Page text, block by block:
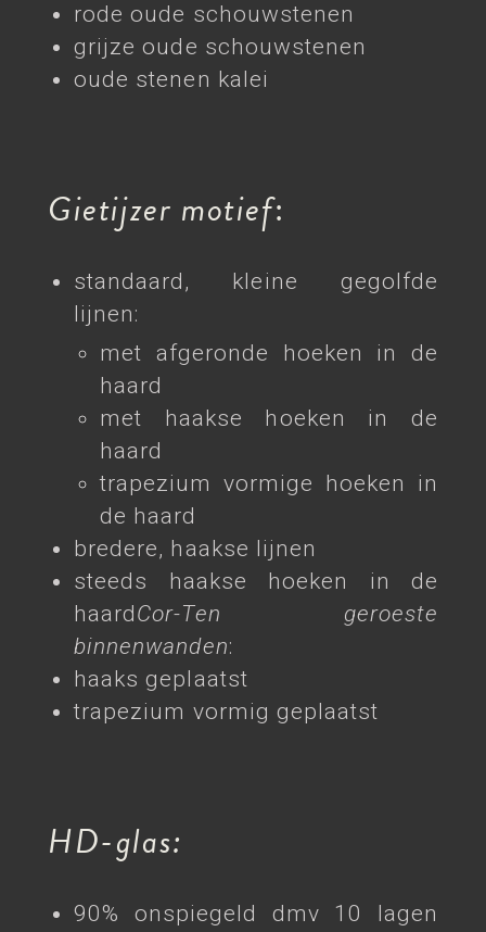
rode oude schouwstenen
grijze oude schouwstenen
oude stenen kalei
Gietijzer motief:
standaard, kleine gegolfde
lijnen:
met afgeronde hoeken in de
haard
met haakse hoeken in de
haard
trapezium vormige hoeken in
de haard
bredere, haakse lijnen
steeds haakse hoeken in de
haardCor-Ten geroeste
binnenwanden:
haaks geplaatst
trapezium vormig geplaatst
HD-glas:
90% onspiegeld dmv 10 lagen